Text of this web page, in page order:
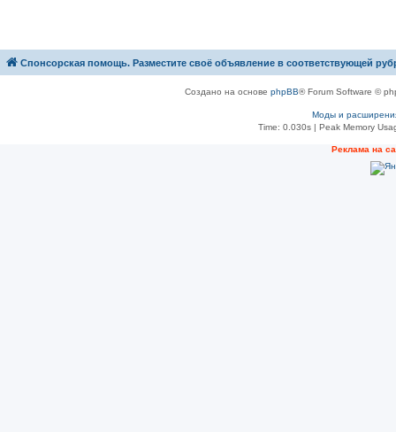
Спонсорская помощь. Разместите своё объявление в соответствующей
Создано на основе phpBB® Forum Software ©
Моды и
Time: 0.030s| Peak Memory
Рeклама на